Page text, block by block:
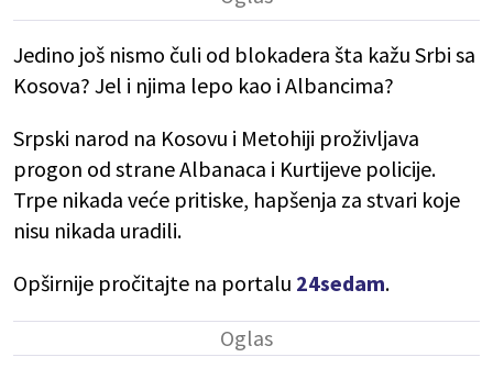
Jedino još nismo čuli od blokadera šta kažu Srbi sa
Kosova? Jel i njima lepo kao i Albancima?
Srpski narod na Kosovu i Metohiji proživljava
progon od strane Albanaca i Kurtijeve policije.
Trpe nikada veće pritiske, hapšenja za stvari koje
nisu nikada uradili.
Opširnije pročitajte na portalu 24sedam.